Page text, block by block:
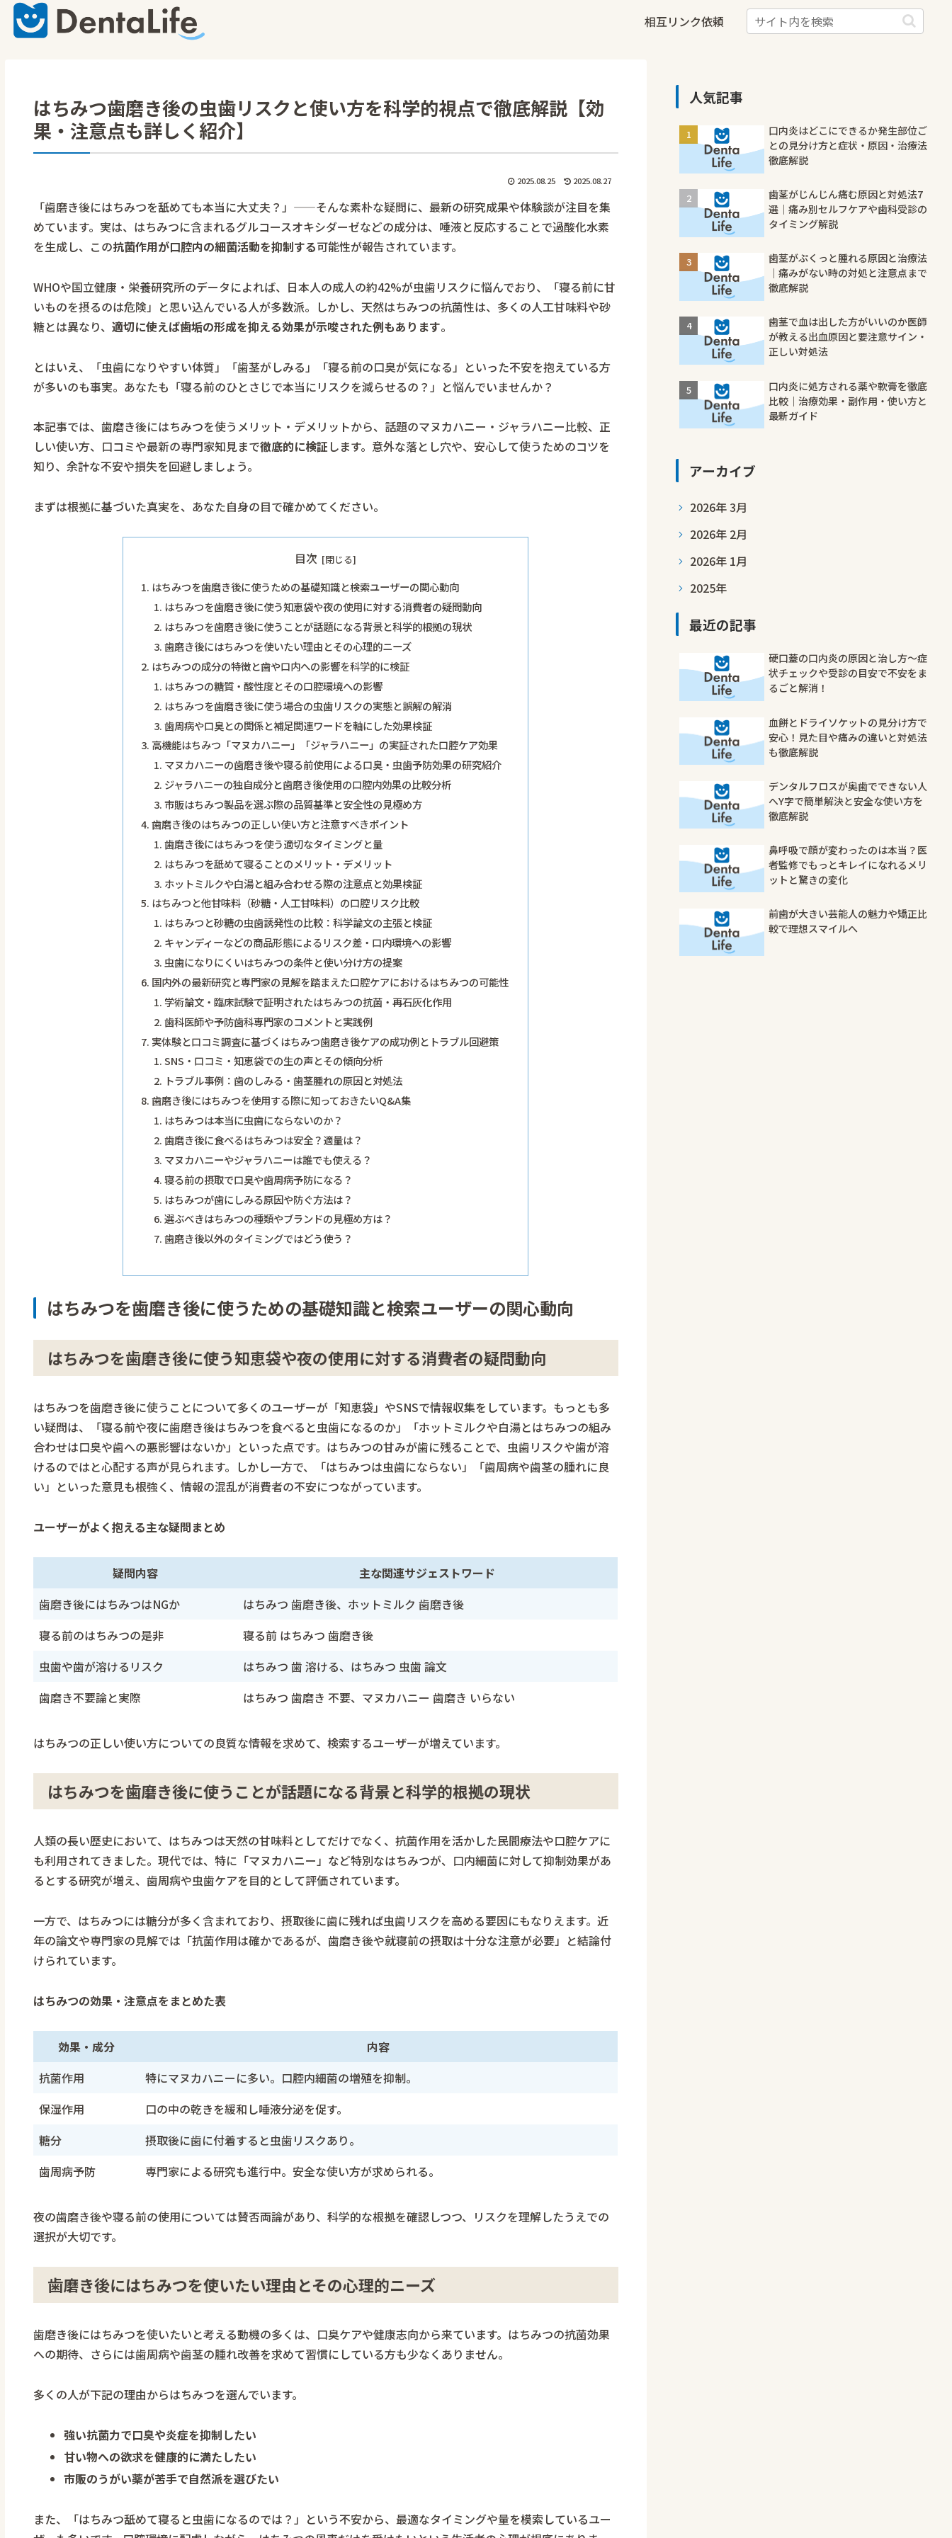
相互リンク依頼
はちみつ歯磨き後の虫歯リスクと使い方を科学的視点で徹底解説【効
果・注意点も詳しく紹介】
2025.08.25 2025.08.27
「歯磨き後にはちみつを舐めても本当に大丈夫？」——そんな素朴な疑問に、最新の研究成果や体験談が注目を集
めています。実は、はちみつに含まれるグルコースオキシダーゼなどの成分は、唾液と反応することで過酸化水素
を生成し、この抗菌作用が口腔内の細菌活動を抑制する可能性が報告されています。
WHOや国立健康・栄養研究所のデータによれば、日本人の成人の約42%が虫歯リスクに悩んでおり、「寝る前に甘
いものを摂るのは危険」と思い込んでいる人が多数派。しかし、天然はちみつの抗菌性は、多くの人工甘味料や砂
糖とは異なり、 適切に使えば歯垢の形成を抑える効果が示唆された例もあります。
とはいえ、「虫歯になりやすい体質」「歯茎がしみる」「寝る前の口臭が気になる」といった不安を抱えている方
が多いのも事実。あなたも「寝る前のひとさじで本当にリスクを減らせるの？」と悩んでいませんか？
本記事では、歯磨き後にはちみつを使うメリット・デメリットから、話題のマヌカハニー・ジャラハニー比較、正
しい使い方、口コミや最新の専門家知見まで徹底的に検証 します。意外な落とし穴や、安心して使うためのコツを
知り、余計な不安や損失を回避しましょう。
まずは根拠に基づいた真実を、あなた自身の目で確かめてください。
目次
はちみつを歯磨き後に使うための基礎知識と検索ユーザーの関心動向
はちみつを歯磨き後に使う知恵袋や夜の使用に対する消費者の疑問動向
はちみつを歯磨き後に使うことが話題になる背景と科学的根拠の現状
歯磨き後にはちみつを使いたい理由とその心理的ニーズ
はちみつの成分の特徴と歯や口内への影響を科学的に検証
はちみつの糖質・酸性度とその口腔環境への影響
はちみつを歯磨き後に使う場合の虫歯リスクの実態と誤解の解消
歯周病や口臭との関係と補足関連ワードを軸にした効果検証
高機能はちみつ「マヌカハニー」「ジャラハニー」の実証された口腔ケア効果
マヌカハニーの歯磨き後や寝る前使用による口臭・虫歯予防効果の研究紹介
ジャラハニーの独自成分と歯磨き後使用の口腔内効果の比較分析
市販はちみつ製品を選ぶ際の品質基準と安全性の見極め方
歯磨き後のはちみつの正しい使い方と注意すべきポイント
歯磨き後にはちみつを使う適切なタイミングと量
はちみつを舐めて寝ることのメリット・デメリット
ホットミルクや白湯と組み合わせる際の注意点と効果検証
はちみつと他甘味料（砂糖・人工甘味料）の口腔リスク比較
はちみつと砂糖の虫歯誘発性の比較：科学論文の主張と検証
キャンディーなどの商品形態によるリスク差・口内環境への影響
虫歯になりにくいはちみつの条件と使い分け方の提案
国内外の最新研究と専門家の見解を踏まえた口腔ケアにおけるはちみつの可能性
学術論文・臨床試験で証明されたはちみつの抗菌・再石灰化作用
歯科医師や予防歯科専門家のコメントと実践例
実体験と口コミ調査に基づくはちみつ歯磨き後ケアの成功例とトラブル回避策
SNS・口コミ・知恵袋での生の声とその傾向分析
トラブル事例：歯のしみる・歯茎腫れの原因と対処法
歯磨き後にはちみつを使用する際に知っておきたいQ&A集
はちみつは本当に虫歯にならないのか？
歯磨き後に食べるはちみつは安全？適量は？
マヌカハニーやジャラハニーは誰でも使える？
寝る前の摂取で口臭や歯周病予防になる？
はちみつが歯にしみる原因や防ぐ方法は？
選ぶべきはちみつの種類やブランドの見極め方は？
歯磨き後以外のタイミングではどう使う？
はちみつを歯磨き後に使うための基礎知識と検索ユーザーの関心動向
はちみつを歯磨き後に使う知恵袋や夜の使用に対する消費者の疑問動向
はちみつを歯磨き後に使うことについて多くのユーザーが「知恵袋」やSNSで情報収集をしています。もっとも多
い疑問は、「寝る前や夜に歯磨き後はちみつを食べると虫歯になるのか」「ホットミルクや白湯とはちみつの組み
合わせは口臭や歯への悪影響はないか」といった点です。はちみつの甘みが歯に残ることで、虫歯リスクや歯が溶
けるのではと心配する声が見られます。しかし一方で、「はちみつは虫歯にならない」「歯周病や歯茎の腫れに良
い」といった意見も根強く、情報の混乱が消費者の不安につながっています。
ユーザーがよく抱える主な疑問まとめ
疑問内容
主な関連サジェストワード
歯磨き後にはちみつはNGか
はちみつ 歯磨き後、ホットミルク 歯磨き後
寝る前のはちみつの是非
寝る前 はちみつ 歯磨き後
虫歯や歯が溶けるリスク
はちみつ 歯 溶ける、はちみつ 虫歯 論文
歯磨き不要論と実際
はちみつ 歯磨き 不要、マヌカハニー 歯磨き いらない
はちみつの正しい使い方についての良質な情報を求めて、検索するユーザーが増えています。
はちみつを歯磨き後に使うことが話題になる背景と科学的根拠の現状
人類の長い歴史において、はちみつは天然の甘味料としてだけでなく、抗菌作用を活かした民間療法や口腔ケアに
も利用されてきました。現代では、特に「マヌカハニー」など特別なはちみつが、口内細菌に対して抑制効果があ
るとする研究が増え、歯周病や虫歯ケアを目的として評価されています。
一方で、はちみつには糖分が多く含まれており、摂取後に歯に残れば虫歯リスクを高める要因にもなりえます。近
年の論文や専門家の見解では「抗菌作用は確かであるが、歯磨き後や就寝前の摂取は十分な注意が必要」と結論付
けられています。
はちみつの効果・注意点をまとめた表
効果・成分
内容
抗菌作用
特にマヌカハニーに多い。口腔内細菌の増殖を抑制。
保湿作用
口の中の乾きを緩和し唾液分泌を促す。
糖分
摂取後に歯に付着すると虫歯リスクあり。
歯周病予防
専門家による研究も進行中。安全な使い方が求められる。
夜の歯磨き後や寝る前の使用については賛否両論があり、科学的な根拠を確認しつつ、リスクを理解したうえでの
選択が大切です。
歯磨き後にはちみつを使いたい理由とその心理的ニーズ
歯磨き後にはちみつを使いたいと考える動機の多くは、口臭ケアや健康志向から来ています。はちみつの抗菌効果
への期待、さらには歯周病や歯茎の腫れ改善を求めて習慣にしている方も少なくありません。
多くの人が下記の理由からはちみつを選んでいます。
強い抗菌力で口臭や炎症を抑制したい
甘い物への欲求を健康的に満たしたい
市販のうがい薬が苦手で自然派を選びたい
また、「はちみつ舐めて寝ると虫歯になるのでは？」という不安から、最適なタイミングや量を模索しているユー
人気記事
口内炎はどこにできるか発生部位ご
との見分け方と症状・原因・治療法
徹底解説
歯茎がじんじん痛む原因と対処法7
選｜痛み別セルフケアや歯科受診の
タイミング解説
歯茎がぷくっと腫れる原因と治療法
｜痛みがない時の対処と注意点まで
徹底解説
歯茎で血は出した方がいいのか医師
が教える出血原因と要注意サイン・
正しい対処法
口内炎に処方される薬や軟膏を徹底
比較｜治療効果・副作用・使い方と
最新ガイド
アーカイブ
2026年 3月
2026年 2月
2026年 1月
2025年
最近の記事
硬口蓋の口内炎の原因と治し方〜症
状チェックや受診の目安で不安をま
るごと解消！
血餅とドライソケットの見分け方で
安心！見た目や痛みの違いと対処法
も徹底解説
デンタルフロスが奥歯でできない人
へY字で簡単解決と安全な使い方を
徹底解説
鼻呼吸で顔が変わったのは本当？医
者監修でもっとキレイになれるメリ
ットと驚きの変化
前歯が大きい芸能人の魅力や矯正比
較で理想スマイルへ